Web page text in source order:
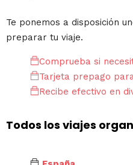
Te ponemos a disposición
preparar tu viaje.
Comprueba si
Tarjeta prepago
Recibe efectivo en
Todos los viajes